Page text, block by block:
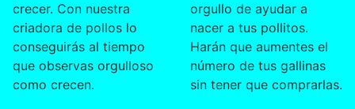
crecer. Con nuestra
criadora de pollos lo
conseguirás al tiempo
que observas orgulloso
como crecen.
orgullo de ayudar a
nacer a tus pollitos.
Harán que aumentes el
número de tus gallinas
sin tener que comprarlas.